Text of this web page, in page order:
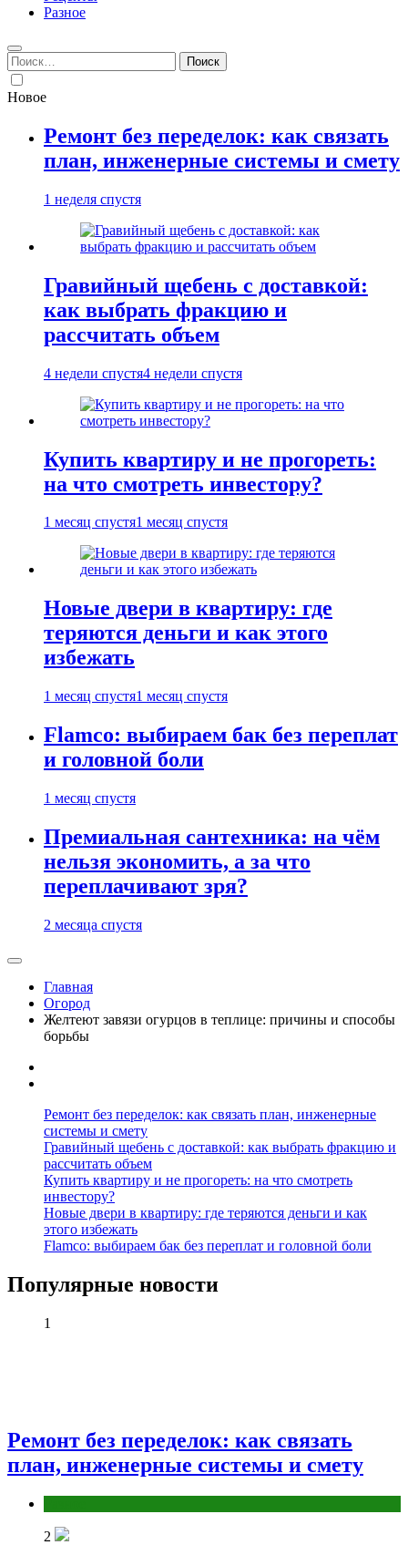
Разное
Найти:
Новое
Ремонт без переделок: как связать
план, инженерные системы и смету
1 неделя спустя
Гравийный щебень с доставкой:
как выбрать фракцию и
рассчитать объем
4 недели спустя4 недели спустя
Купить квартиру и не прогореть:
на что смотреть инвестору?
1 месяц спустя1 месяц спустя
Новые двери в квартиру: где
теряются деньги и как этого
избежать
1 месяц спустя1 месяц спустя
Flamco: выбираем бак без переплат
и головной боли
1 месяц спустя
Премиальная сантехника: на чём
нельзя экономить, а за что
переплачивают зря?
2 месяца спустя
Главная
Огород
Желтеют завязи огурцов в теплице: причины и способы
борьбы
Ремонт без переделок: как связать план, инженерные
системы и смету
Гравийный щебень с доставкой: как выбрать фракцию и
рассчитать объем
Купить квартиру и не прогореть: на что смотреть
инвестору?
Новые двери в квартиру: где теряются деньги и как
этого избежать
Flamco: выбираем бак без переплат и головной боли
Популярные новости
1
Ремонт без переделок: как связать
план, инженерные системы и смету
2